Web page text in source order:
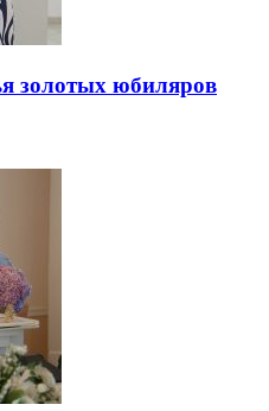
золотых юбиляров